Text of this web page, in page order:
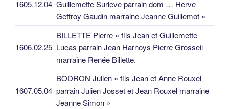
1605.12.04 Guillemette Surleve parrain dom … Herve
Geffroy Gaudin marraine Jeanne Guillemot »
1606.02.25
BILLETTE Pierre « fils Jean et Guillemette
Lucas parrain Jean Harnoys Pierre Grosseil
marraine Renée Billette.
1607.05.04
BODRON Julien « fils Jean et Anne Rouxel
parrain Julien Josset et Jean Rouxel marraine
Jeanne Simon »